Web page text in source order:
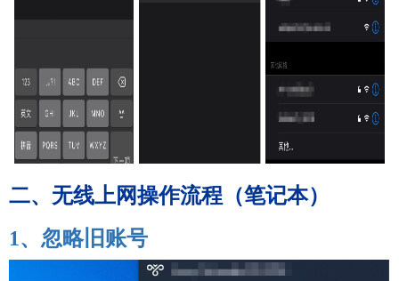
二、无线上网操作流程（笔记本）
1、 忽略旧账号